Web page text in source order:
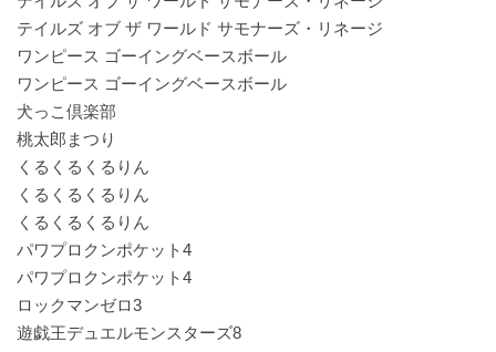
テイルズ オブ ザ ワールド サモナーズ・リネージ
ワンピース ゴーイングベースボール
ワンピース ゴーイングベースボール
犬っこ倶楽部
桃太郎まつり
くるくるくるりん
くるくるくるりん
くるくるくるりん
パワプロクンポケット4
パワプロクンポケット4
ロックマンゼロ3
遊戯王デュエルモンスターズ8